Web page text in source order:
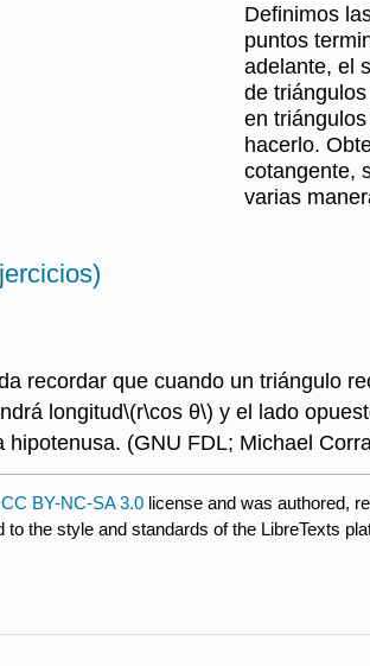
Definimos
puntos
adelante, el
de
en
hacerlo.
cotangente,
varias
recordar que cuando un triángulo
longitud\(r\cos θ\) y el lado
hipotenusa. (GNU FDL; Michael
CC BY-NC-SA 3.0 license and was authored,
to the style and standards of the LibreTexts